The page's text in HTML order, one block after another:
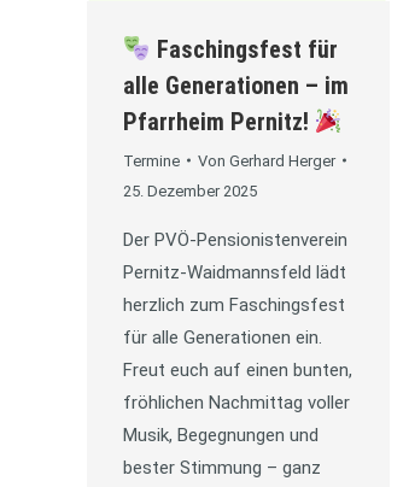
Faschingsfest für
alle Generationen – im
Pfarrheim Pernitz!
Termine Von Gerhard Herger
25. Dezember 2025
Der PVÖ-Pensionistenverein
Pernitz-Waidmannsfeld lädt
herzlich zum Faschingsfest
für alle Generationen ein.
Freut euch auf einen bunten,
fröhlichen Nachmittag voller
Musik, Begegnungen und
bester Stimmung – ganz